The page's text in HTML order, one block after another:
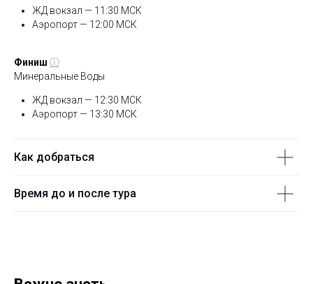
ЖД вокзал — 11:30 МСК
Аэропорт — 12:00 МСК
Финиш ⓘ
Минеральные Воды
ЖД вокзал — 12:30 МСК
Аэропорт — 13:30 МСК
Как добраться
Время до и после тура